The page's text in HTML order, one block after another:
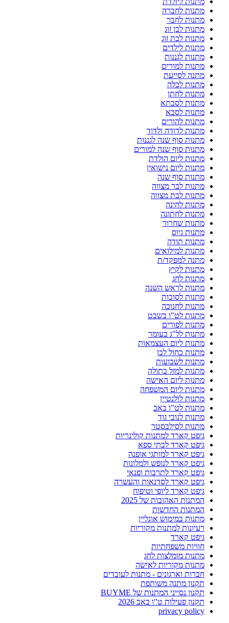
מתנות לחברה
מתנות לחבר
מתנות לבן זוג
מתנות לבת זוג
מתנות לילדים
מתנות לגננות
מתנות למורים
מתנה לסייעת
מתנות לכלה
מתנות לחתן
מתנות לסבתא
מתנות לסבא
מתנות להורים
מתנות לדודה ולדוד
מתנות סוף שנה לגננות
מתנות סוף שנה למורים
מתנות ליום הולדת
מתנות ליום נישואין
מתנות סוף שנה
מתנות לבר מצווה
מתנות לבת מצווה
מתנות לחינה
מתנות לחתונה
מתנות שחרור
מתנות גיוס
מתנות תודה
מתנות למילואים
מתנה למפקד/ת
מתנות לקיץ
מתנות לחג
מתנות לראש השנה
מתנות לסוכות
מתנות לחנוכה
מתנות לט"ו בשבט
מתנות לפורים
מתנות לל"ג בעומר
מתנות ליום העצמאות
מתנות כחול לבן
מתנות לשבועות
מתנות למזל בתולה
מתנות ליום האישה
מתנות ליום המשפחה
מתנות לולנטיין
מתנות לט"ו באב
מתנות לנובי גוד
מתנות לסילבסטר
גיפט קארד למתנות קולינריות
גיפט קארד לבתי ספא
גיפט קארד למותגי אופנה
גיפט קארד לנופש ולמלונות
גיפט קארד לתרבות ופנאי
גיפט קארד לסדנאות והעשרה
גיפט קארד ליופי וטיפוח
המתנות האהובות של 2025
המתנות החדשות
מתנות במימוש אונליין
רעיונות למתנות מקוריות
גיפט קארד
חוויות משפחתיות
מתנות מומלצות לחג
מתנות מקוריות לאישה
חברות וארגונים - מתנות לעובדים
תקנון מתנה משותפת
תקנון נסייני המתנות של BUYME
תקנון פעילות ט"ו באב 2026
privacy policy